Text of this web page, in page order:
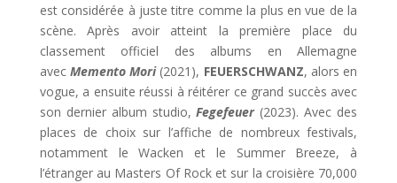
est considérée à juste titre comme la plus en vue de la
scène. Après avoir atteint la première place du
classement officiel des albums en Allemagne
avecMemento Mori(2021), FEUERSCHWANZ, alors en
vogue, a ensuite réussi à réitérer ce grand succès avec
son dernier album studio,Fegefeuer(2023). Avec des
places de choix sur l’affiche de nombreux festivals,
notamment le Wacken et le Summer Breeze, à
l’étranger au Masters Of Rock et sur la croisière 70,000